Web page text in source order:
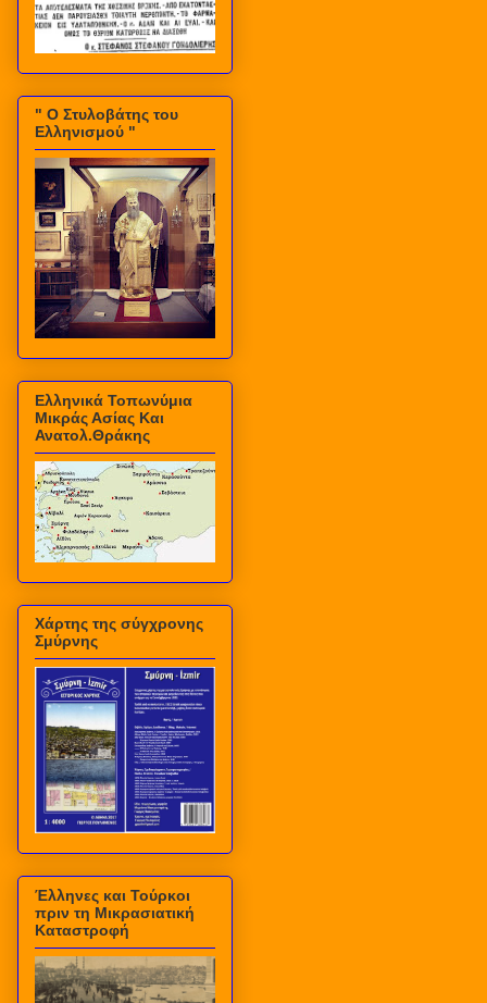
" Ο Στυλοβάτης του
Ελληνισμού "
Ελληνικά Τοπωνύμια
Μικράς Ασίας Και
Ανατολ.Θράκης
Χάρτης της σύγχρονης
Σμύρνης
Έλληνες και Τούρκοι
πριν τη Μικρασιατική
Καταστροφή